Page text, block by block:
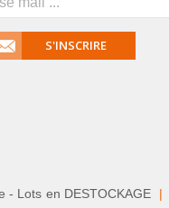
S'INSCRIRE
- Lots en DESTOCKAGE |